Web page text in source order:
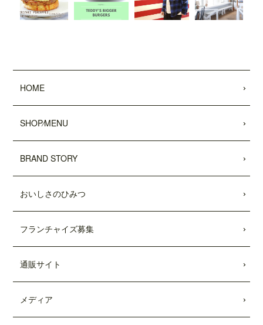
2022.05.27
Eトラベルガイド』 に、原宿表参道店が
掲載されました。
2022.05.20
日頃より、テディーズビガーバーガーを
世界的な物流網の混乱により、ポテトの
更させていただきます。ご利用のお客様
には大変ご不便をおかけいたしますが、
げます。
黒店の「5倍激辛バーガー」が掲載されま
HOME
SHOP⁄MENU
BRAND STORY
おいしさのひみつ
フランチャイズ募集
通販サイト
メディア